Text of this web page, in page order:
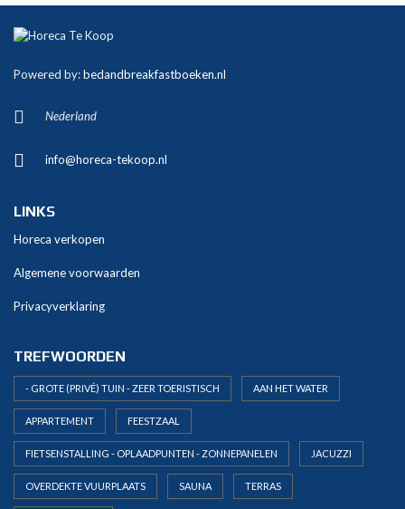
Powered by:bedandbreakfastboeken.nl
Nederland
info@horeca-tekoop.nl
LINKS
Horeca verkopen
Algemene voorwaarden
Privacyverklaring
TREFWOORDEN
- GROTE (PRIVÉ) TUIN - ZEER TOERISTISCH AAN HET WATER
APPARTEMENT FEESTZAAL
FIETSENSTALLING - OPLAADPUNTEN - ZONNEPANELEN JACUZZI
OVERDEKTE VUURPLAATS SAUNA TERRAS